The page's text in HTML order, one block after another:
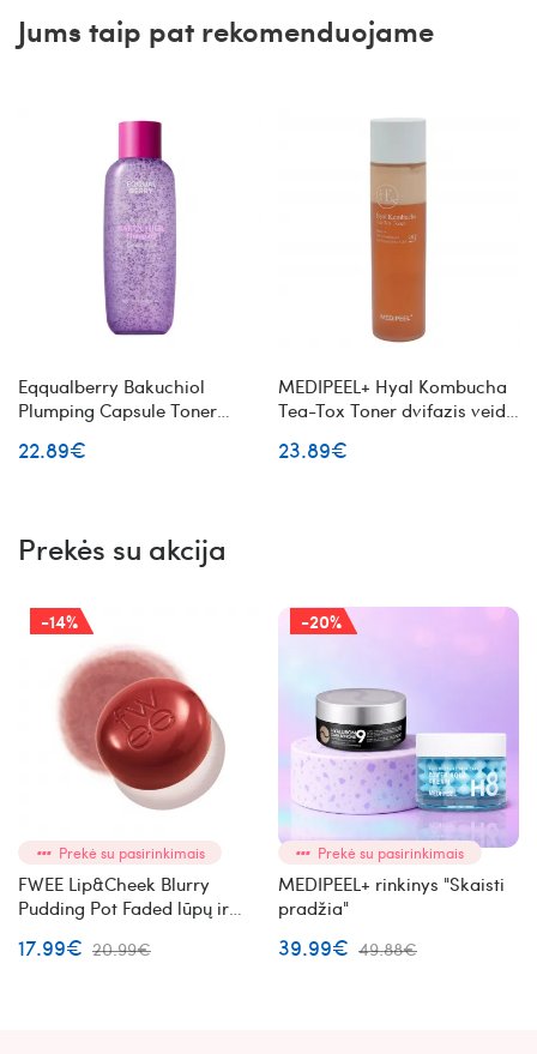
Jums taip pat rekomenduojame
Eqqualberry Bakuchiol
Plumping Capsule Toner
22.89€
MEDIPEEL+ Hyal Kombucha
Tea-Tox Toner dvifazis veido
23.89€
Prekės su akcija
-14%
Prekė su pasirinkimais
FWEE Lip&Cheek Blurry
Pudding Pot Faded lūpų ir
17.99€ 20.99€
-20%
Prekė su pasirinkimais
MEDIPEEL+ rinkinys "Skaisti
pradžia"
39.99€ 49.88€